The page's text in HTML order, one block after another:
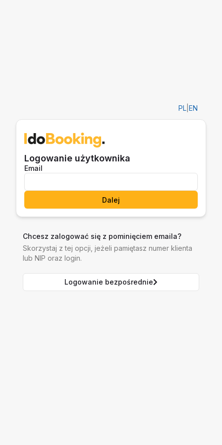
PL EN
Logowanie użytkownika
Email
Dalej
Chcesz zalogować się z pominięciem emaila?
Skorzystaj z tej opcji, jeżeli pamiętasz numer klienta
lub NIP oraz login.
Logowanie bezpośrednie